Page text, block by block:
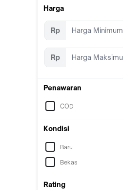
Harga
Rp
Rp
Penawaran
COD
Kondisi
Baru
Bekas
Rating